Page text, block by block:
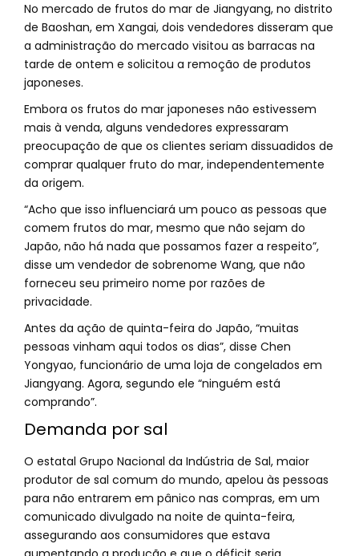
No mercado de frutos do mar de Jiangyang, no distrito
de Baoshan, em Xangai, dois vendedores disseram que
a administração do mercado visitou as barracas na
tarde de ontem e solicitou a remoção de produtos
japoneses.
Embora os frutos do mar japoneses não estivessem
mais à venda, alguns vendedores expressaram
preocupação de que os clientes seriam dissuadidos de
comprar qualquer fruto do mar, independentemente
da origem.
“Acho que isso influenciará um pouco as pessoas que
comem frutos do mar, mesmo que não sejam do
Japão, não há nada que possamos fazer a respeito”,
disse um vendedor de sobrenome Wang, que não
forneceu seu primeiro nome por razões de
privacidade.
Antes da ação de quinta-feira do Japão, “muitas
pessoas vinham aqui todos os dias”, disse Chen
Yongyao, funcionário de uma loja de congelados em
Jiangyang. Agora, segundo ele “ninguém está
comprando”.
Demanda por sal
O estatal Grupo Nacional da Indústria de Sal, maior
produtor de sal comum do mundo, apelou às pessoas
para não entrarem em pânico nas compras, em um
comunicado divulgado na noite de quinta-feira,
assegurando aos consumidores que estava